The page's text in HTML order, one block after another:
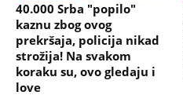
40.000 Srba "popilo"
kaznu zbog ovog
prekršaja, policija nikad
strožija! Na svakom
koraku su, ovo gledaju i
love